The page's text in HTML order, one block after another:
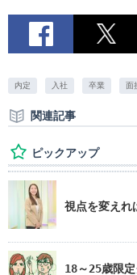
内定 入社 卒業 面
関連記事
ピックアップ
視点を変え
18～25歳限